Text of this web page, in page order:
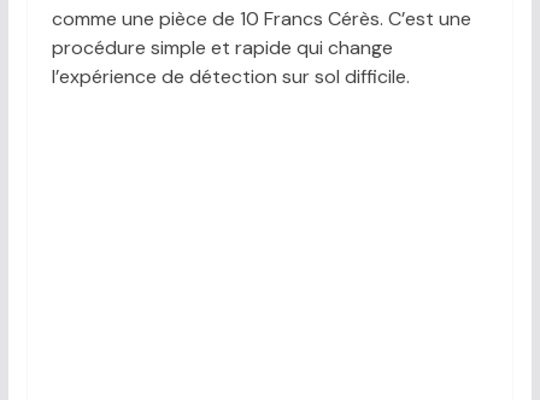
comme une pièce de 10 Francs Cérès. C’est une
procédure simple et rapide qui change
l’expérience de détection sur sol difficile.